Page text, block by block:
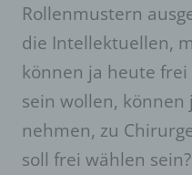
Rollenmustern
die Intellektuellen,
können ja heute
sein wollen,
nehmen, zu
soll frei wählen
j) Dritter
Dritter ist eine
Person, Behörde,
Stelle außer der
Verantwortlichen,
den Personen, die
Verantwortung des